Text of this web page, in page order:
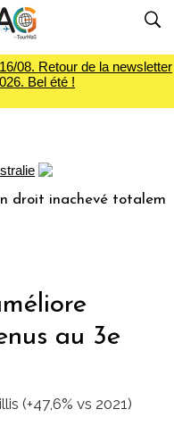
08. Retour de la newsletter
Bel été !
totalement
au 3e
(+47,6% vs 2021)